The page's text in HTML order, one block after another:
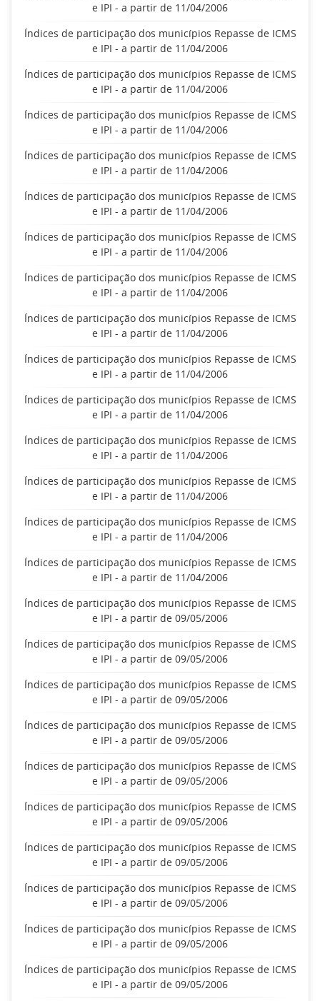
e IPI - a partir de 11/04/2006
Índices de participação dos municípios Repasse de ICMS
e IPI - a partir de 11/04/2006
Índices de participação dos municípios Repasse de ICMS
e IPI - a partir de 11/04/2006
Índices de participação dos municípios Repasse de ICMS
e IPI - a partir de 11/04/2006
Índices de participação dos municípios Repasse de ICMS
e IPI - a partir de 11/04/2006
Índices de participação dos municípios Repasse de ICMS
e IPI - a partir de 11/04/2006
Índices de participação dos municípios Repasse de ICMS
e IPI - a partir de 11/04/2006
Índices de participação dos municípios Repasse de ICMS
e IPI - a partir de 11/04/2006
Índices de participação dos municípios Repasse de ICMS
e IPI - a partir de 11/04/2006
Índices de participação dos municípios Repasse de ICMS
e IPI - a partir de 11/04/2006
Índices de participação dos municípios Repasse de ICMS
e IPI - a partir de 11/04/2006
Índices de participação dos municípios Repasse de ICMS
e IPI - a partir de 11/04/2006
Índices de participação dos municípios Repasse de ICMS
e IPI - a partir de 11/04/2006
Índices de participação dos municípios Repasse de ICMS
e IPI - a partir de 11/04/2006
Índices de participação dos municípios Repasse de ICMS
e IPI - a partir de 11/04/2006
Índices de participação dos municípios Repasse de ICMS
e IPI - a partir de 09/05/2006
Índices de participação dos municípios Repasse de ICMS
e IPI - a partir de 09/05/2006
Índices de participação dos municípios Repasse de ICMS
e IPI - a partir de 09/05/2006
Índices de participação dos municípios Repasse de ICMS
e IPI - a partir de 09/05/2006
Índices de participação dos municípios Repasse de ICMS
e IPI - a partir de 09/05/2006
Índices de participação dos municípios Repasse de ICMS
e IPI - a partir de 09/05/2006
Índices de participação dos municípios Repasse de ICMS
e IPI - a partir de 09/05/2006
Índices de participação dos municípios Repasse de ICMS
e IPI - a partir de 09/05/2006
Índices de participação dos municípios Repasse de ICMS
e IPI - a partir de 09/05/2006
Índices de participação dos municípios Repasse de ICMS
e IPI - a partir de 09/05/2006